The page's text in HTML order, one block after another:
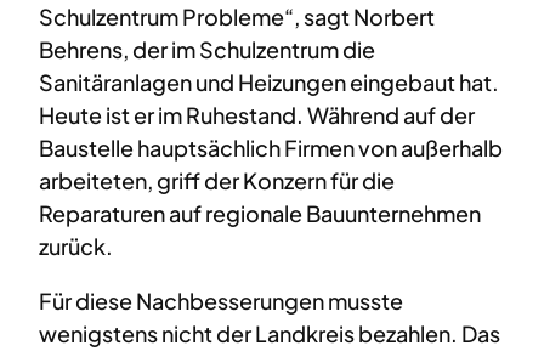
Schulzentrum Probleme“, sagt Norbert
Behrens, der im Schulzentrum die
Sanitäranlagen und Heizungen eingebaut hat.
Heute ist er im Ruhestand. Während auf der
Baustelle hauptsächlich Firmen von außerhalb
arbeiteten, griff der Konzern für die
Reparaturen auf regionale Bauunternehmen
zurück.
Für diese Nachbesserungen musste
wenigstens nicht der Landkreis bezahlen. Das